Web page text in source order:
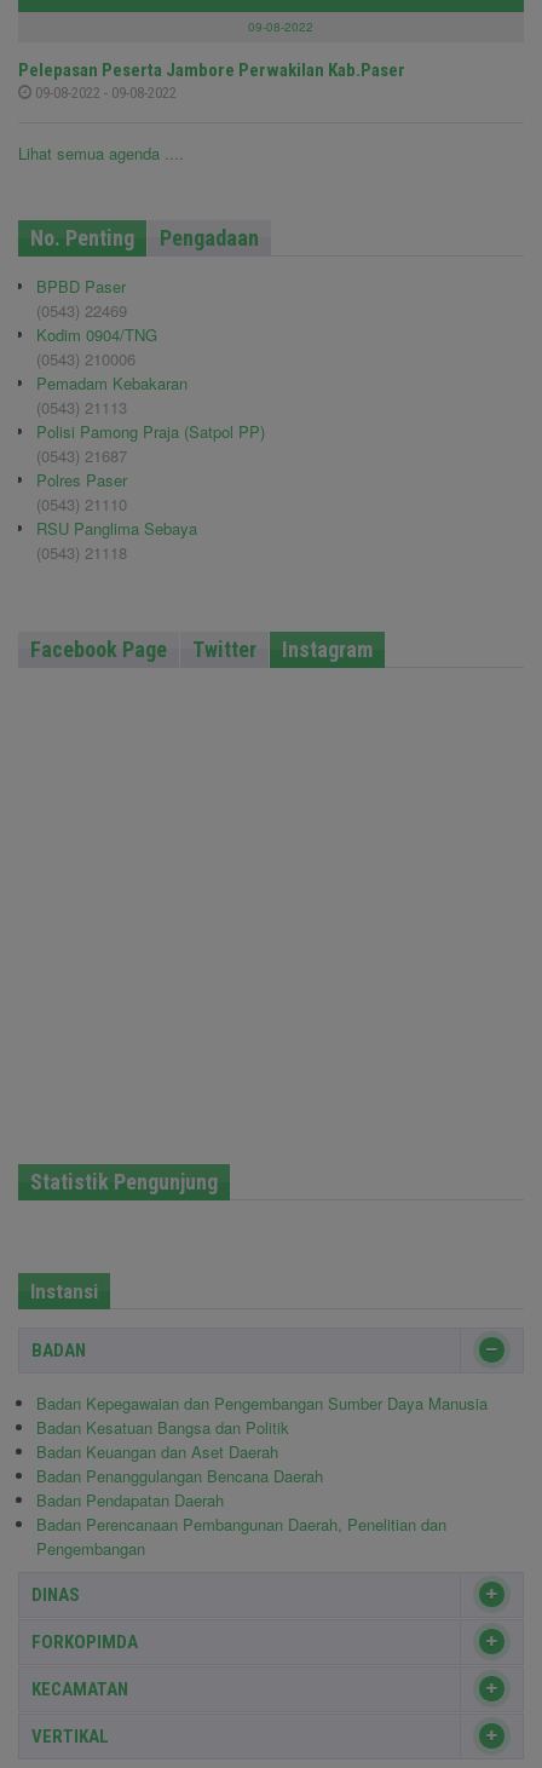
09-08-2022
Pelepasan Peserta Jambore Perwakilan Kab.Paser
09-08-2022 - 09-08-2022
Lihat semua agenda ....
No. Penting Pengadaan
BPBD Paser
(0543) 22469
Kodim 0904/TNG
(0543) 210006
Pemadam Kebakaran
(0543) 21113
Polisi Pamong Praja (Satpol PP)
(0543) 21687
Polres Paser
(0543) 21110
RSU Panglima Sebaya
(0543) 21118
Facebook Page Twitter Instagram
Statistik Pengunjung
Instansi
BADAN
Badan Kepegawaian dan Pengembangan Sumber Daya Manusia
Badan Kesatuan Bangsa dan Politik
Badan Keuangan dan Aset Daerah
Badan Penanggulangan Bencana Daerah
Badan Pendapatan Daerah
Badan Perencanaan Pembangunan Daerah, Penelitian dan
Pengembangan
DINAS
FORKOPIMDA
KECAMATAN
VERTIKAL